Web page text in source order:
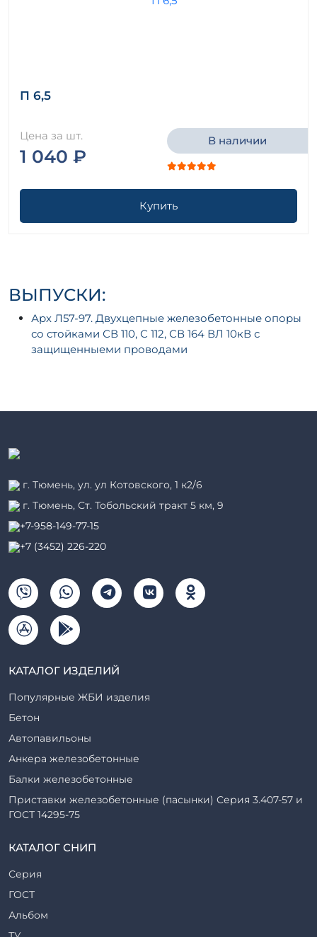
П 6,5
Цена за шт.
1 040 ₽
В наличии
Купить
ВЫПУСКИ:
Арх Л57-97. Двухцепные железобетонные опоры
со стойками СВ 110, С 112, СВ 164 ВЛ 10кВ с
защищенныеми проводами
г. Тюмень, ул. ул Котовского, 1 к2/6
г. Тюмень, ​Ст. Тобольский тракт 5 км, 9
+7-958-149-77-15
+7 (3452) 226-220
КАТАЛОГ ИЗДЕЛИЙ
Популярные ЖБИ изделия
Бетон
Автопавильоны
Анкера железобетонные
Балки железобетонные
Приставки железобетонные (пасынки) Серия 3.407-57 и
ГОСТ 14295-75
Диафрагмы жесткости железобетонные
Звенья железобетонные
Закладные детали
Кабины санитарно-технические
КАТАЛОГ СНИП
Серия
ГОСТ
Альбом